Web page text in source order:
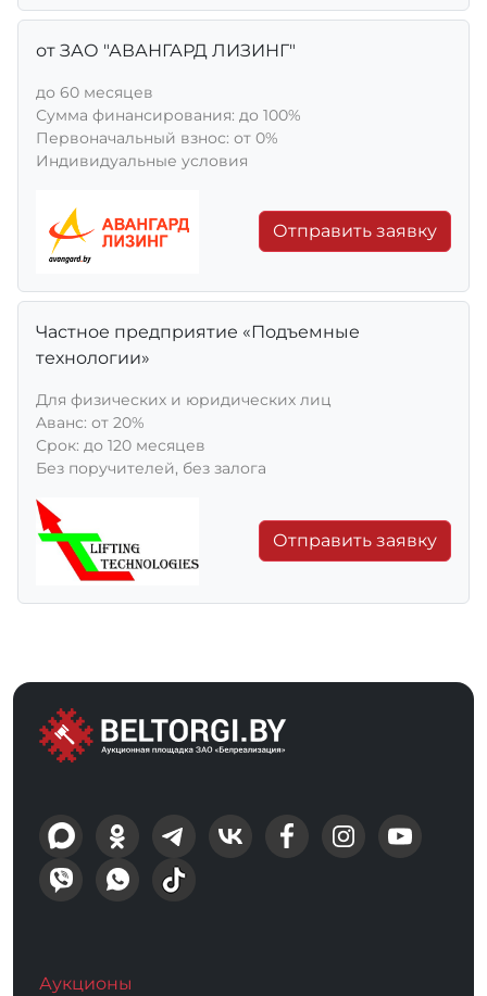
от ЗАО "АВАНГАРД ЛИЗИНГ"
до 60 месяцев
Сумма финансирования: до 100%
Первоначальный взнос: от 0%
Индивидуальные условия
Отправить заявку
Частное предприятие «Подъемные
технологии»
Для физических и юридических лиц
Aванс: от 20%
Срок: до 120 месяцев
Без поручителей, без залога
Отправить заявку
Аукционы